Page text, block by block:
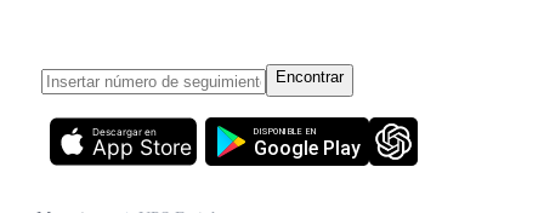
Encontrar
App Store
Descargar en
Google Play
DISPONIBLE EN